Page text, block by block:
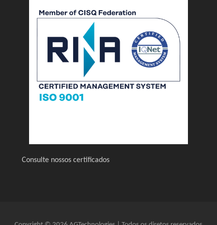
Consulte nossos certificados